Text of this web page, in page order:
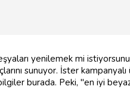
yenilemek mi
sunuyor. İster
burada. Peki, "en iyi